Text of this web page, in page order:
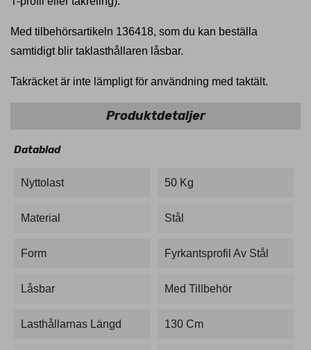
Med tilbehörsartikeln 136418, som du kan beställa
samtidigt blir taklasthållaren låsbar.
Takräcket är inte lämpligt för användning med taktält.
Produktdetaljer
Datablad
Nyttolast 50 Kg
Material Stål
Form Fyrkantsprofil Av Stål
Låsbar Med Tillbehör
Lasthållarnas Längd 130 Cm